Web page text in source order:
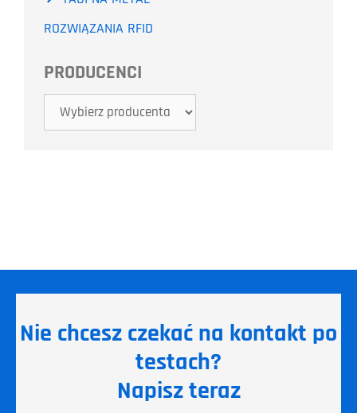
ROZWIĄZANIA RFID
PRODUCENCI
Nie chcesz czekać na kontakt po
testach?
Napisz teraz